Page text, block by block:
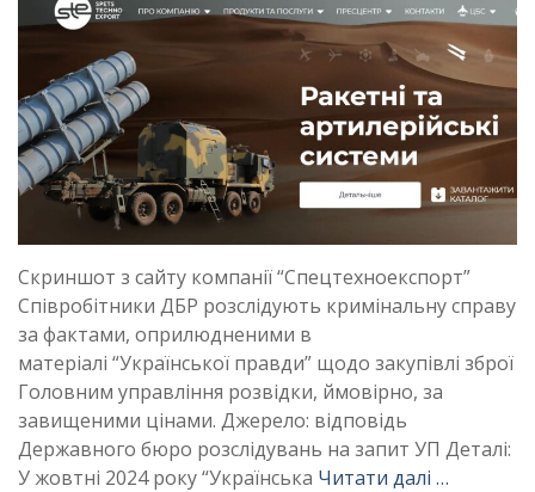
Скриншот з сайту компанії “Спецтехноекспорт”
Співробітники ДБР розслідують кримінальну справу
за фактами, оприлюдненими в
матеріалі “Української правди” щодо закупівлі зброї
Головним управління розвідки, ймовірно, за
завищеними цінами. Джерело: відповідь
Державного бюро розслідувань на запит УП Деталі:
У жовтні 2024 року “Українська Читати далі …